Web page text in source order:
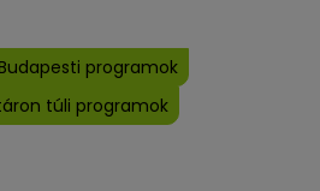
programok
túli programok